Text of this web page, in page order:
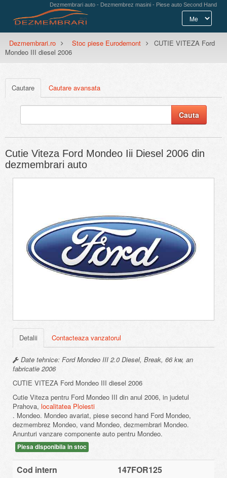
Dezmembrari auto - Dezmembrez masini - Piese auto Second Hand
Dezmembrari.ro Stoc piese Eurodemont
CUTIE VITEZA Ford
Mondeo III diesel 2006
Cautare Cautare avansata
Cutie Viteza Ford Mondeo Iii Diesel 2006 din
dezmembrari auto
Detalii Contacteaza vanzatorul
Date tehnice: Ford Mondeo III 2.0 Diesel, Break, 66 kw, an
fabricatie 2006
CUTIE VITEZA Ford Mondeo III diesel 2006
Cutie Viteza pentru Ford Mondeo III din anul 2006, in judetul
Prahova, localitatea Ploiesti
. Mondeo. Mondeo avariat, piese second hand Ford Mondeo,
dezmembrez Mondeo, vand Mondeo, dezmembrari Mondeo.
Anunturi vanzare componente auto pentru Mondeo.
Piesa disponibila in stoc
Cod intern
147FOR125